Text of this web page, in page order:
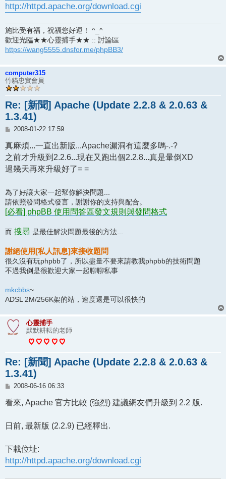
http://httpd.apache.org/download.cgi
施比受有福，祝福您好運！ ^_^
歡迎光臨★★心靈捕手★★ :: 討論區
https://wang5555.dnsfor.me/phpBB3/
computer315
竹貓忠實會員
Re: [新聞] Apache (Update 2.2.8 & 2.0.63 &
1.3.41)
文
2008-01-22 17:59
真麻煩...一直出新版...Apache漏洞有這麼多嗎-.-?
之前才升級到2.2.6...現在又跑出個2.2.8...真是暈倒XD
過幾天再來升級好了= =
為了好讓大家一起幫你解決問題...
請依照發問格式發言，謝謝你的支持與配合。
[必看] phpBB 使用問答區發文規則與發問格式
而 搜尋 是最佳解決問題最後的方法...
謝絕使用[私人訊息]來接收題問
很久沒有玩phpbb了，所以盡量不要來請教我phpbb的技術問題
不過我倒是很歡迎大家一起聊聊私事
mkcbbs~
ADSL 2M/256K架的站，速度還是可以很快的
心靈捕手
默默耕耘的老師
Re: [新聞] Apache (Update 2.2.8 & 2.0.63 &
1.3.41)
文
2008-06-16 06:33
看來, Apache 官方比較 (強烈) 建議網友們升級到 2.2 版.
日前, 最新版 (2.2.9) 已經釋出.
下載位址:
http://httpd.apache.org/download.cgi